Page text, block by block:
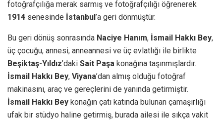
fotoğrafçılığa merak sarmış ve fotoğrafçılığı öğrenerek
1914 senesinde İstanbul’a geri dönmüştür.
Bu geri dönüş sonrasında Naciye Hanım, İsmail Hakkı Bey,
üç çocuğu, annesi, anneannesi ve üç evlatlığı ile birlikte
Beşiktaş-Yıldız’daki Sait Paşa konağına taşınmışlardır.
İsmail Hakkı Bey, Viyana’dan almış olduğu fotoğraf
makinasını, araç ve gereçlerini de yanında getirmiştir.
İsmail Hakkı Bey konağın çatı katında bulunan çamaşırlığı
ufak bir stüdyo haline getirmiş, burada ailesi ile sıkça vakit